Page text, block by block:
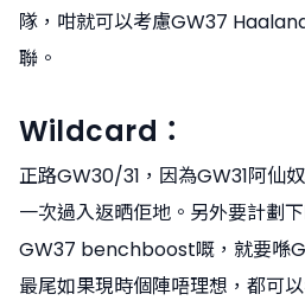
隊，咁就可以考慮GW37
聯。
Wildcard：
正路GW30/31，因為GW31阿仙
一次過入返晒佢地。另外要計劃
GW37 benchboost嘅，就要喺
最尾如果現時個陣唔理想，都可